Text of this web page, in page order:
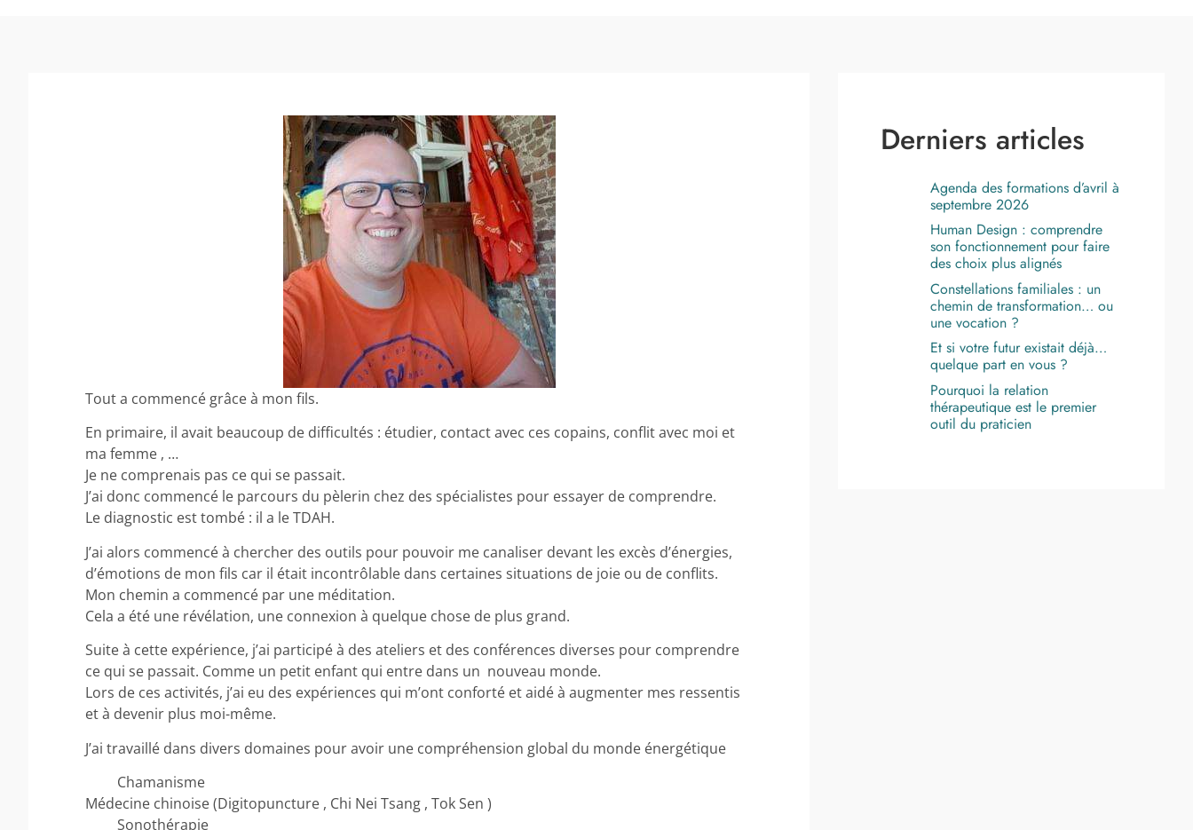
Tout a commencé grâce à mon fils.
En primaire, il avait beaucoup de difficultés : étudier, contact avec ces copains, conflit avec moi et
ma femme , …
Je ne comprenais pas ce qui se passait.
J’ai donc commencé le parcours du pèlerin chez des spécialistes pour essayer de comprendre.
Le diagnostic est tombé : il a le TDAH.
J’ai alors commencé à chercher des outils pour pouvoir me canaliser devant les excès d’énergies,
d’émotions de mon fils car il était incontrôlable dans certaines situations de joie ou de conflits.
Mon chemin a commencé par une méditation.
Cela a été une révélation, une connexion à quelque chose de plus grand.
Suite à cette expérience, j’ai participé à des ateliers et des conférences diverses pour comprendre
ce qui se passait. Comme un petit enfant qui entre dans un nouveau monde.
Lors de ces activités, j’ai eu des expériences qui m’ont conforté et aidé à augmenter mes ressentis
et à devenir plus moi-même.
J’ai travaillé dans divers domaines pour avoir une compréhension global du monde énergétique
Chamanisme
Médecine chinoise (Digitopuncture , Chi Nei Tsang , Tok Sen )
Sonothérapie
Derniers articles
Agenda des formations d’avril à
septembre 2026
Human Design : comprendre
son fonctionnement pour faire
des choix plus alignés
Constellations familiales : un
chemin de transformation… ou
une vocation ?
Et si votre futur existait déjà…
quelque part en vous ?
Pourquoi la relation
thérapeutique est le premier
outil du praticien